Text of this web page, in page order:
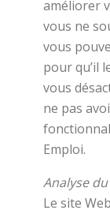
améliorer
vous ne
vous
pour qu’il
vous
ne pas
Emploi.
Analyse
Le site